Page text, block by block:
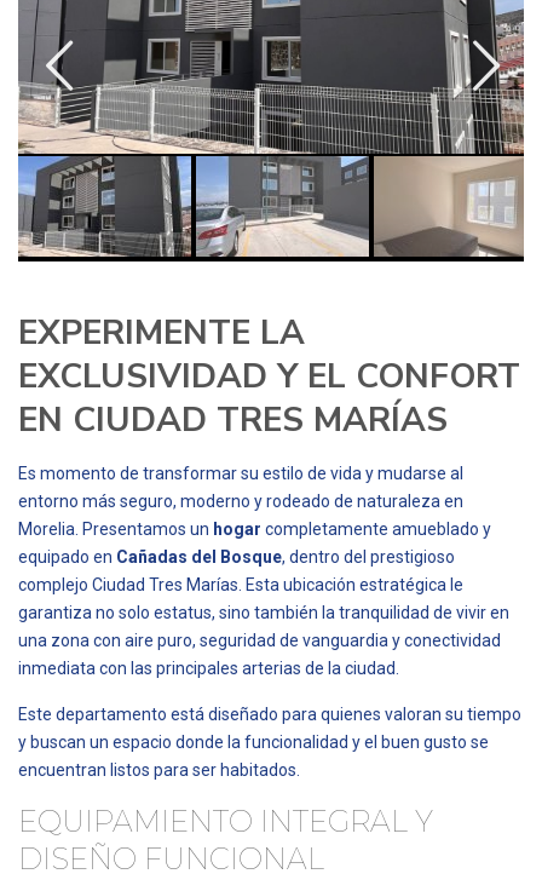
EXPERIMENTE LA
EXCLUSIVIDAD Y EL CONFORT
EN CIUDAD TRES MARÍAS
Es momento de transformar su estilo de vida y mudarse al
entorno más seguro, moderno y rodeado de naturaleza en
Morelia. Presentamos un hogar completamente amueblado y
equipado en Cañadas del Bosque, dentro del prestigioso
complejo Ciudad Tres Marías. Esta ubicación estratégica le
garantiza no solo estatus, sino también la tranquilidad de vivir en
una zona con aire puro, seguridad de vanguardia y conectividad
inmediata con las principales arterias de la ciudad.
Este departamento está diseñado para quienes valoran su tiempo
y buscan un espacio donde la funcionalidad y el buen gusto se
encuentran listos para ser habitados.
EQUIPAMIENTO INTEGRAL Y
DISEÑO FUNCIONAL